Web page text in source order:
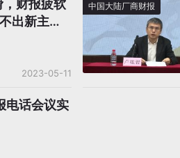
财报疲软
出新主
2023-05-11
中国大陆厂商财报
电话会议实